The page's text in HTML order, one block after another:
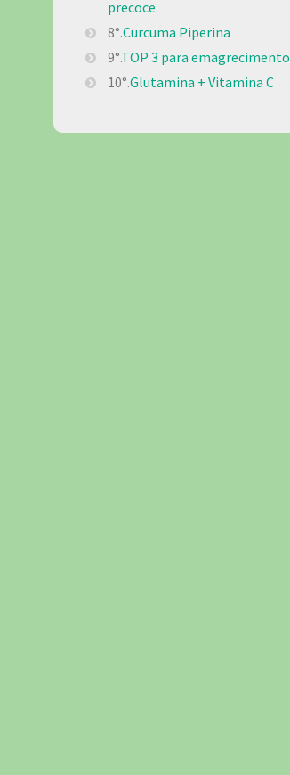
precoce
8°.Curcuma Piperina
9°.TOP 3 para emagrecimento
10°.Glutamina + Vitamina C